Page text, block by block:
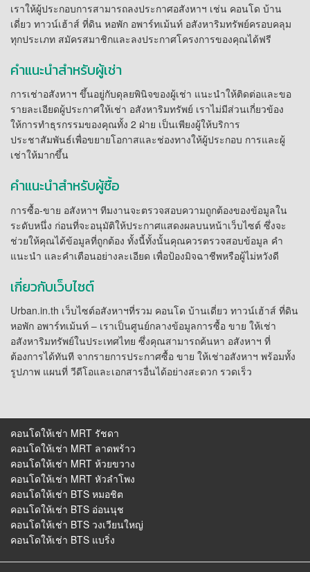
เราให้ผู้ประกอบการสามารถลงประกาศอสังหาฯ เช่น คอนโด บ้าน
เดี่ยว ทาวน์เฮ้าส์ ที่ดิน หอพัก อพาร์ทเม้นท์ อสังหาริมทรัพย์ครอบคลุม
ทุกประเภท สมัครสมาชิกและลงประกาศโครงการของคุณได้ฟรี
คำแนะนำสำหรับผู้เช่า
การเช่าอสังหาฯ ขึ้นอยู่กับดุลยพินิจของผู้เช่า แนะนำให้ติดต่อและขอ
รายละเอียดผู้ประกาศให้เช่า อสังหาริมทรัพย์ เราไม่มีส่วนเกี่ยวข้อง
ให้การทำธุรกรรมของคุณทั้ง 2 ฝ่าย เป็นเพียงผู้ให้บริการ
ประชาสัมพันธ์เพื่อขยายโอกาสและช่องทางให้ผู้ประกอบ การและผู้
เช่าให้มากขึ้น
คำแนะนำสำหรับผู้ซื้อ
การซื้อ-ขาย อสังหาฯ ทีมงานจะตรวจสอบความถูกต้องของข้อมูลใน
ระดับหนึ่ง ก่อนที่จะอนุมัติให้ประกาศแสดงผลบนหน้าเว็บไซต์ ซึ่งจะ
ช่วยให้คุณได้ข้อมูลที่ถูกต้อง ทั้งนี้ทั้งนั้นคุณควรตรวจสอบข้อมูล คำ
แนะนำ และคำเตือนอย่างละเอียด เพื่อป้องมิจฉาชีพหรือผู้ไม่หวังดี
เกี่ยวกับเว็บไซต์
Urban.in.th เว็บไซต์อสังหาฯที่รวม คอนโด บ้านเดี่ยว ทาวน์เฮ้าส์ ที่ดิน
หอพัก อพาร์ทเม้นท์ – เราเป็นศูนย์กลางข้อมูลการซื้อ ขาย ให้เช่า
อสังหาริมทรัพย์ในประเทศไทย ซึ่งคุณสามารถค้นหา อสังหาฯ ที่
ต้องการได้ทันที จากรายการประกาศซื้อ ขาย ให้เช่าอสังหาฯ พร้อมทั้ง
รูปภาพ แผนที่ วีดีโอและเอกสารอื่นได้อย่างสะดวก รวดเร็ว
คอนโดให้เช่า MRT รัชดา
คอนโดให้เช่า MRT ลาดพร้าว
คอนโดให้เช่า MRT ห้วยขวาง
คอนโดให้เช่า MRT หัวลําโพง
คอนโดให้เช่า BTS หมอชิต
คอนโดให้เช่า BTS อ่อนนุช
คอนโดให้เช่า BTS วงเวียนใหญ่
คอนโดให้เช่า BTS แบริ่ง